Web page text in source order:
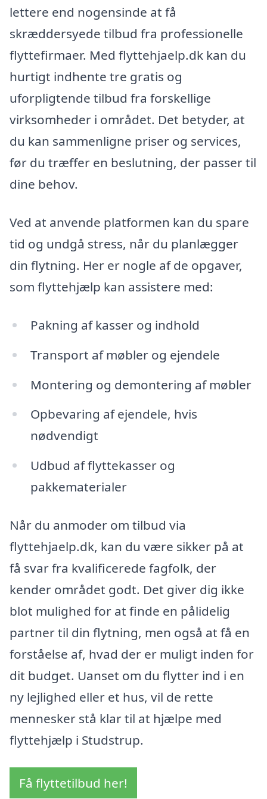
lettere end nogensinde at få
skræddersyede tilbud fra professionelle
flyttefirmaer. Med flyttehjaelp.dk kan du
hurtigt indhente tre gratis og
uforpligtende tilbud fra forskellige
virksomheder i området. Det betyder, at
du kan sammenligne priser og services,
før du træffer en beslutning, der passer til
dine behov.
Ved at anvende platformen kan du spare
tid og undgå stress, når du planlægger
din flytning. Her er nogle af de opgaver,
som flyttehjælp kan assistere med:
Pakning af kasser og indhold
Transport af møbler og ejendele
Montering og demontering af møbler
Opbevaring af ejendele, hvis
nødvendigt
Udbud af flyttekasser og
pakkematerialer
Når du anmoder om tilbud via
flyttehjaelp.dk, kan du være sikker på at
få svar fra kvalificerede fagfolk, der
kender området godt. Det giver dig ikke
blot mulighed for at finde en pålidelig
partner til din flytning, men også at få en
forståelse af, hvad der er muligt inden for
dit budget. Uanset om du flytter ind i en
ny lejlighed eller et hus, vil de rette
mennesker stå klar til at hjælpe med
flyttehjælp i Studstrup.
Få flyttetilbud her!